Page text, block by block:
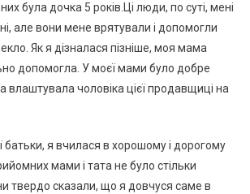
була дочка 5 років.Ці люди, по суті, мені
але вони мене врятували і допомогли
Як я дізналася пізніше, моя мама
допомогла. У моєї мами було добре
влаштувала чоловіка цієї продавщиці на
батьки, я вчилася в хорошому і дорогому
мами і тата не було стільки
твердо сказали, що я довчуся саме в